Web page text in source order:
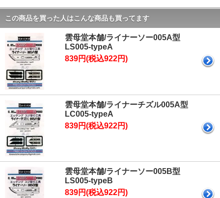
この商品を買った人はこんな商品も買ってます
雲母堂本舗/ライナーソー005A型
LS005-typeA
839円(税込922円)
雲母堂本舗/ライナーチズル005A型
LC005-typeA
839円(税込922円)
雲母堂本舗/ライナーソー005B型
LS005-typeB
839円(税込922円)